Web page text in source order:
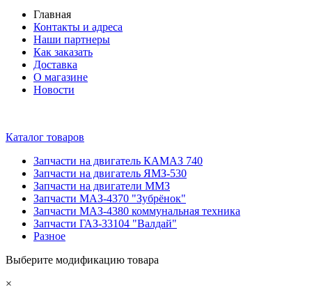
Главная
Контакты и адреса
Наши партнеры
Как заказать
Доставка
О магазине
Новости
Каталог товаров
Запчасти на двигатель КАМАЗ 740
Запчасти на двигатель ЯМЗ-530
Запчасти на двигатели ММЗ
Запчасти МАЗ-4370 "Зубрёнок"
Запчасти МАЗ-4380 коммунальная техника
Запчасти ГАЗ-33104 "Валдай"
Разное
Выберите модификацию товара
×